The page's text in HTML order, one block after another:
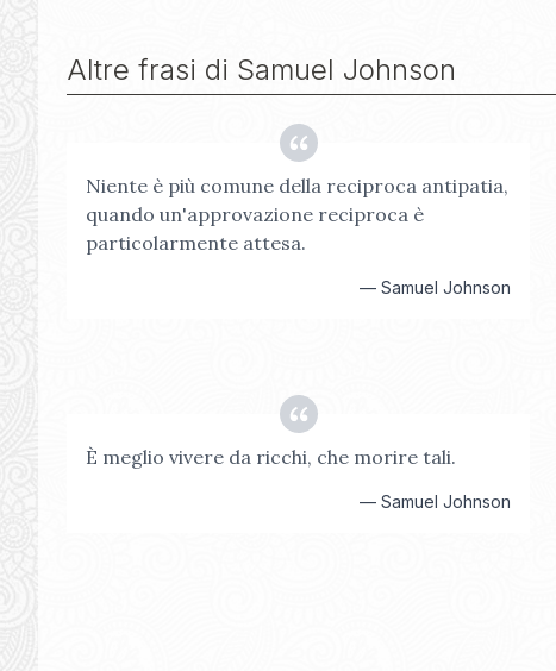
Altre frasi di Samuel Johnson
Niente è più comune della reciproca antipatia,
quando un'approvazione reciproca è
particolarmente attesa.
—Samuel Johnson
È meglio vivere da ricchi, che morire tali.
—Samuel Johnson